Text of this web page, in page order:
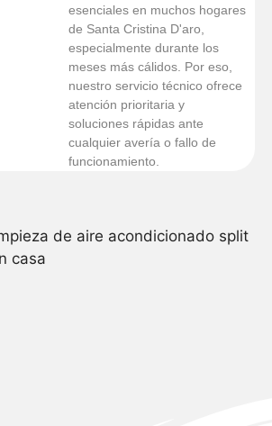
esenciales en muchos hogares
de Santa Cristina D'aro,
especialmente durante los
meses más cálidos. Por eso,
nuestro servicio técnico ofrece
atención prioritaria y
soluciones rápidas ante
cualquier avería o fallo de
funcionamiento.